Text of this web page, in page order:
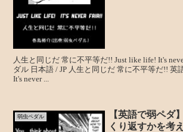
人生と同じだ 常に不平等だ!! Just like life! It's
ダル 日本語 / JP 人生と同じだ 常に不平等だ!! 英
It's never ...
弱虫ペダル
【英語で弱ペダ
くり返すかを考